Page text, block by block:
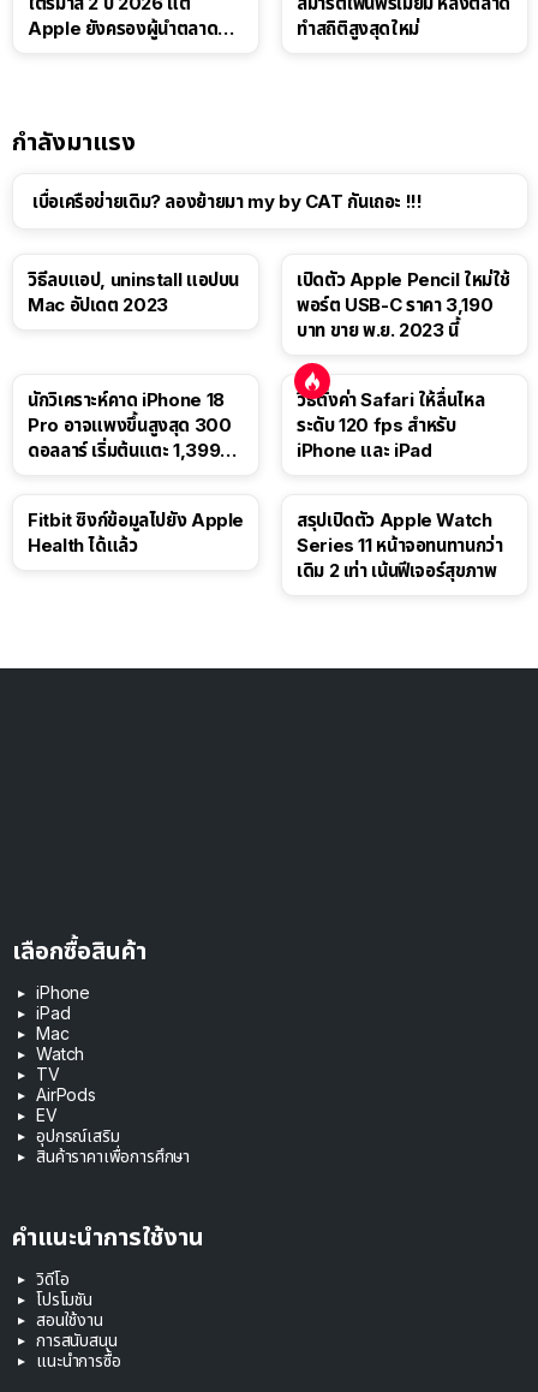
Apple ยังครองผู้นำตลาด
ทำสถิติสูงสุดใหม่
กำลังมาแรง
เบื่อเครือข่ายเดิม? ลองย้ายมา my by CAT กันเถอะ !!!
วิธีลบแอป, uninstall แอปบน
Mac อัปเดต 2023
เปิดตัว Apple Pencil ใหม่ใช้
พอร์ต USB-C ราคา 3,190
บาท ขาย พ.ย. 2023 นี้
นักวิเคราะห์คาด iPhone 18
Pro อาจแพงขึ้นสูงสุด 300
ดอลลาร์ เริ่มต้นแตะ 1,399
วิธีตั้งค่า Safari ให้ลื่นไหล
ระดับ 120 fps สำหรับ
iPhone และ iPad
Fitbit ซิงก์ข้อมูลไปยัง Apple
Health ได้แล้ว
สรุปเปิดตัว Apple Watch
Series 11 หน้าจอทนทานกว่า
เดิม 2 เท่า เน้นฟีเจอร์สุขภาพ
เลือกซื้อสินค้า
iPhone
iPad
Mac
Watch
TV
AirPods
EV
อุปกรณ์เสริม
สินค้าราคาเพื่อการศึกษา
คำแนะนำการใช้งาน
วิดีโอ
โปรโมชัน
สอนใช้งาน
การสนับสนุน
แนะนำการซื้อ